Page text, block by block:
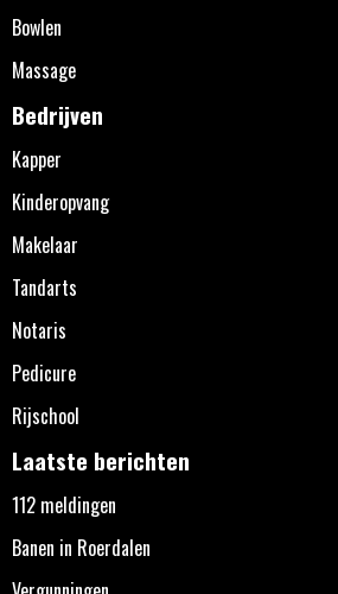
Bowlen
Massage
Bedrijven
Kapper
Kinderopvang
Makelaar
Tandarts
Notaris
Pedicure
Rijschool
Laatste berichten
112 meldingen
Banen in Roerdalen